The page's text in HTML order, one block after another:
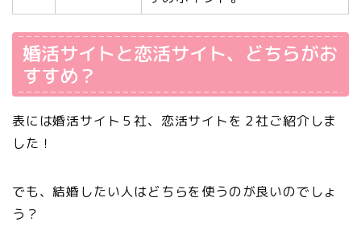
婚活サイトと恋活サイト、どちらがお
すすめ？
表には婚活サイト５社、恋活サイトを２社ご紹介しま
した！
でも、結婚したい人はどちらを使うのが良いのでしょ
う？